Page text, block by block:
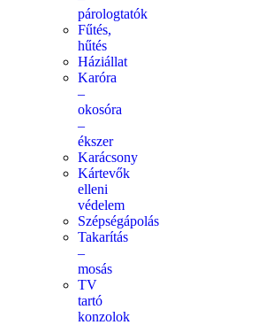
párologtatók
Fűtés,
hűtés
Háziállat
Karóra
–
okosóra
–
ékszer
Karácsony
Kártevők
elleni
védelem
Szépségápolás
Takarítás
–
mosás
TV
tartó
konzolok